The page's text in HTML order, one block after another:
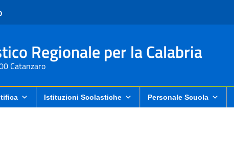
Regionale per la Calabria
Catanzaro
Istituzioni Scolastiche Personale Scuola